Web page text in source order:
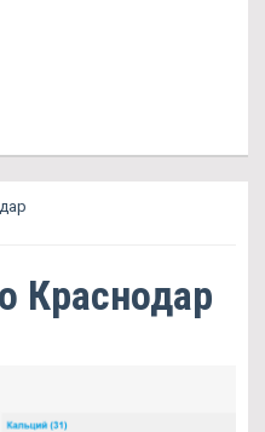
Краснодар